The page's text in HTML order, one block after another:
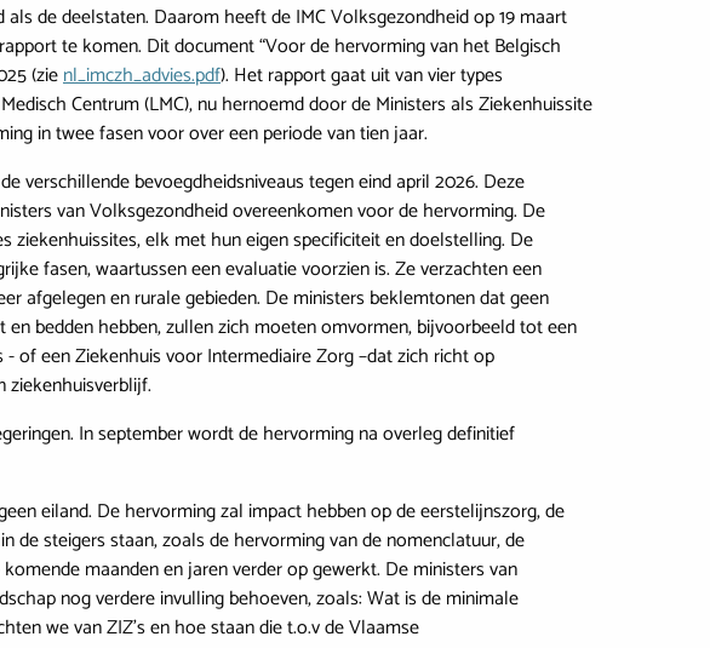
de deelstaten. Daarom heeft de IMC Volksgezondheid op 19 maart
te komen. Dit document “Voor de hervorming van het Belgisch
(zienl_imczh_advies.pdf). Het rapport gaat uit van vier types
Centrum (LMC), nu hernoemd door de Ministers als Ziekenhuissite
in twee fasen voor over een periode van tien jaar.
verschillende bevoegdheidsniveaus tegen eind april 2026. Deze
van Volksgezondheid overeenkomen voor de hervorming. De
elk met hun eigen specificiteit en doelstelling. De
fasen, waartussen een evaluatie voorzien is. Ze verzachten een
afgelegen en rurale gebieden. De ministers beklemtonen dat geen
bedden hebben, zullen zich moeten omvormen, bijvoorbeeld tot een
of een Ziekenhuis voor Intermediaire Zorg –dat zich richt op
In september wordt de hervorming na overleg definitief
eiland. De hervorming zal impact hebben op de eerstelijnszorg, de
de steigers staan, zoals de hervorming van de nomenclatuur, de
maanden en jaren verder op gewerkt. De ministers van
nog verdere invulling behoeven, zoals: Wat is de minimale
we van ZIZ’s en hoe staan die t.o.v de Vlaamse